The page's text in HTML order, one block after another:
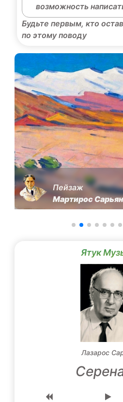
возможность
Будьте первым, кто
по этому поводу
Пейзаж
Мартирос Сарьян
Ятук
Лазарос